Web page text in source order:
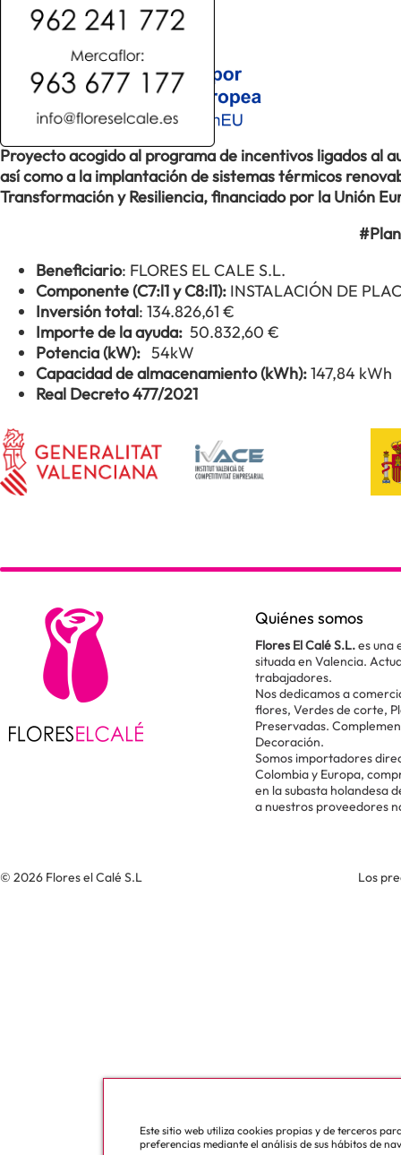
Proyecto acogido al programa de incentivos ligados al
así como a la implantación de sistemas térmicos
Transformación y Resiliencia, financiado por la Unión
Beneficiario: FLORES EL CALE S.L.
Componente (C7:l1 y C8:l1): INSTALACIÓN DE
Inversión total: 134.826,61 €
Importe de la ayuda: 50.832,60 €
Potencia (kW): 54kW
Capacidad de almacenamiento (kWh):147,84 kWh
Real Decreto 477/2021
Quiénes somos
Flores El Calé S.L.es una
situada en Valencia.
trabajadores.
Nos dedicamos a
flores, Verdes de corte,
Preservadas.
Decoración.
Somos importadores
Colombia y Europa,
en la subasta holandesa
a nuestros proveedores
© 2026 Flores el Calé S.L Los
Este sitio web utiliza cookies propias y de terceros
preferencias mediante el análisis de sus hábitos de